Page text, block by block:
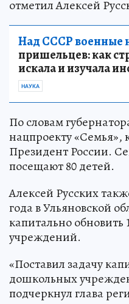
отметил Алексей
Над СССР военные
пришельцев: как
искала и изучала
НАУКА
По словам
нацпроекту
Президент России.
посещают 80 детей.
Алексей Русских
года в Ульяновской
капитально
учреждений.
«Поставил задачу
дошкольных
подчеркнул глава